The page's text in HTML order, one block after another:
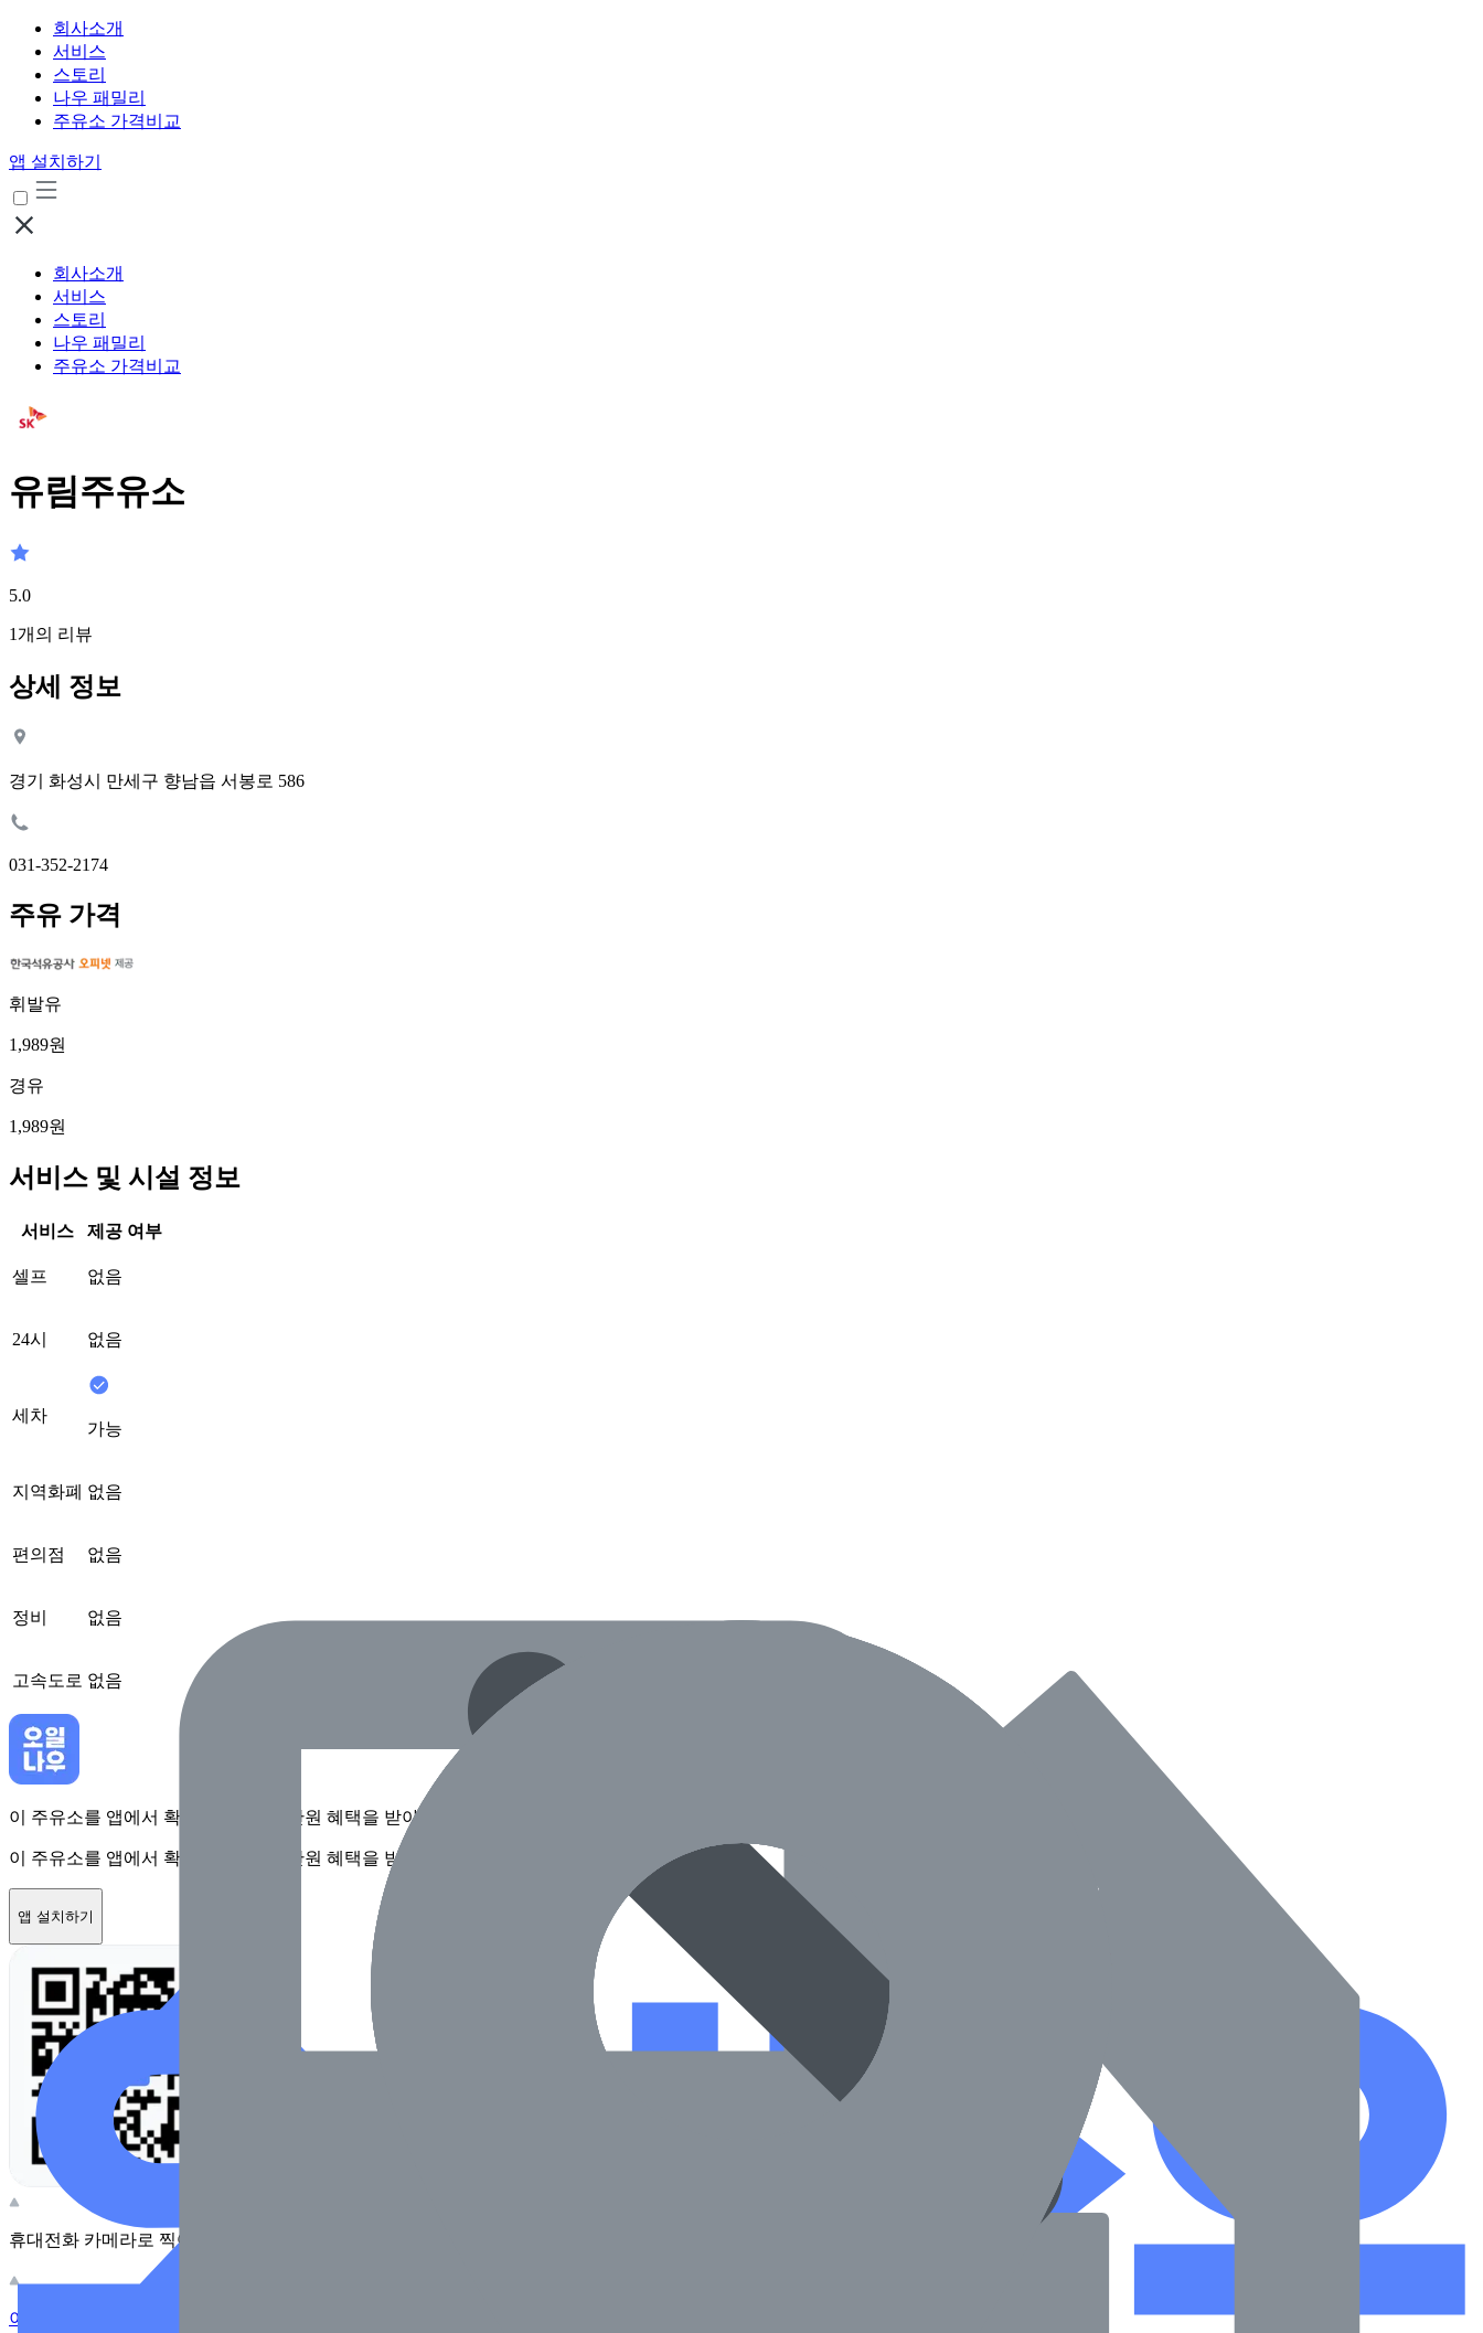
회사소개
서비스
스토리
나우 패밀리
주유소 가격비교
앱 설치하기
회사소개
서비스
스토리
나우 패밀리
주유소 가격비교
유림주유소
5.0
1개의 리뷰
상세 정보
경기 화성시 만세구 향남읍 서봉로 586
031-352-2174
주유 가격
휘발유
1,989원
경유
1,989원
서비스 및 시설 정보
서비스 제공 여부
셀프 없음
24시 없음
세차
가능
지역화폐 없음
편의점 없음
정비 없음
고속도로 없음
이 주유소를 앱에서 확인하고 최대 1만원 혜택을 받아보세요
이 주유소를 앱에서 확인하고 최대 1만원 혜택을 받아보세요
앱 설치하기
휴대전화 카메라로 찍어보세요
이 주유소의 사장님이신가요?